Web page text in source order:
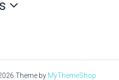
Theme by MyThemeShop